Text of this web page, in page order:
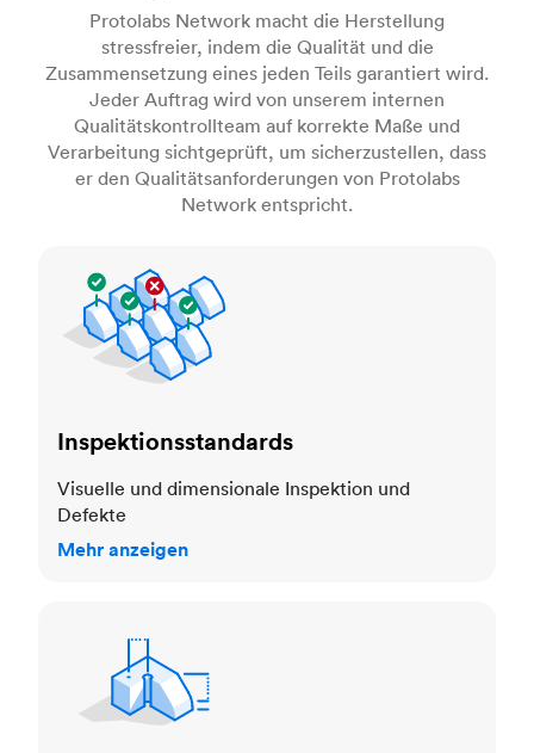
Protolabs Network macht die Herstellung
stressfreier, indem die Qualität und die
Zusammensetzung eines jeden Teils garantiert wird.
Jeder Auftrag wird von unserem internen
Qualitätskontrollteam auf korrekte Maße und
Verarbeitung sichtgeprüft, um sicherzustellen, dass
er den Qualitätsanforderungen von Protolabs
Network entspricht.
Inspektionsstandards
Visuelle und dimensionale Inspektion und
Defekte
Mehr anzeigen